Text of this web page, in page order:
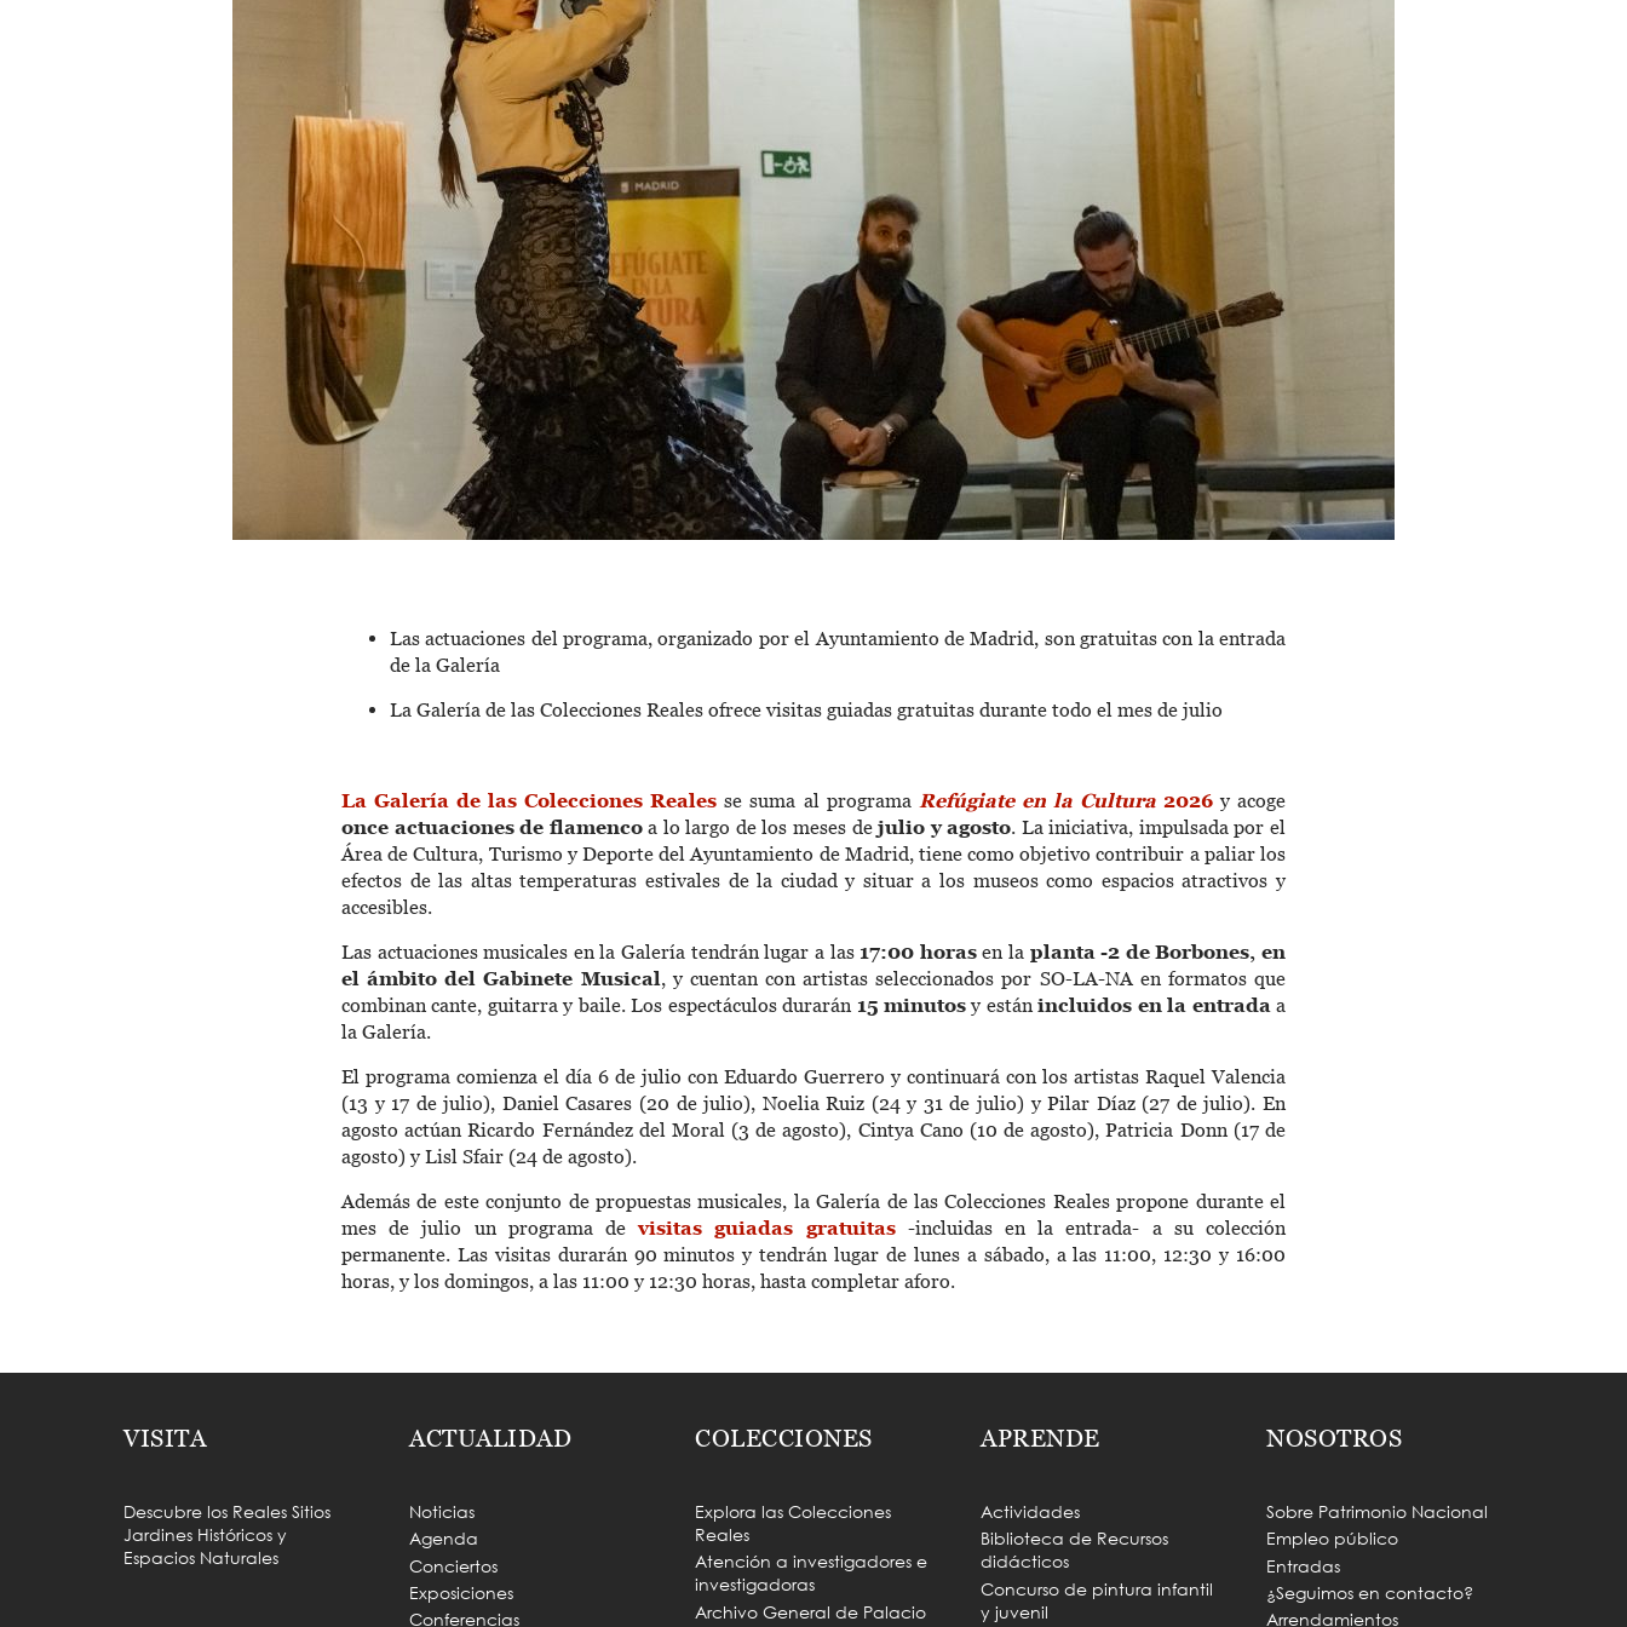
Las actuaciones del programa, organizado por el Ayuntamiento de Madrid, son gratuitas con la entrada
de la Galería
La Galería de las Colecciones Reales ofrece visitas guiadas gratuitas durante todo el mes de julio
La Galería de las Colecciones Reales se suma al programa Refúgiate en la Cultura 2026y acoge
once actuaciones de flamencoa lo largo de los meses dejulio y agosto. La iniciativa, impulsada por el
Área de Cultura, Turismo y Deporte del Ayuntamiento de Madrid, tiene como objetivo contribuir a paliar los
efectos de las altas temperaturas estivales de la ciudad y situar a los museos como espacios atractivos y
accesibles.
Las actuaciones musicales en la Galería tendrán lugar a las 17:00 horasen la planta -2 de Borbones, en
el ámbito del Gabinete Musical, y cuentan con artistas seleccionados por SO-LA-NA en formatos que
combinan cante, guitarra y baile. Los espectáculos durarán 15 minutosy estánincluidos en la entrada a
la Galería.
El programa comienza el día 6 de julio con Eduardo Guerrero y continuará con los artistas Raquel Valencia
(13 y 17 de julio), Daniel Casares (20 de julio), Noelia Ruiz (24 y 31 de julio) y Pilar Díaz (27 de julio). En
agosto actúan Ricardo Fernández del Moral (3 de agosto), Cintya Cano (10 de agosto), Patricia Donn (17 de
agosto) y Lisl Sfair (24 de agosto).
Además de este conjunto de propuestas musicales, la Galería de las Colecciones Reales propone durante el
mes de julio un programa devisitas guiadas gratuitas-incluidas en la entrada- a su colección
permanente. Las visitas durarán 90 minutos y tendrán lugar de lunes a sábado, a las 11:00, 12:30 y 16:00
horas, y los domingos, a las 11:00 y 12:30 horas, hasta completar aforo.
VISITA
Descubre los Reales Sitios
Jardines Históricos y
Espacios Naturales
ACTUALIDAD
Noticias
Agenda
Conciertos
Exposiciones
Conferencias
COLECCIONES
Explora las Colecciones
Reales
Atención a investigadores e
investigadoras
Archivo General de Palacio
APRENDE
Actividades
Biblioteca de Recursos
didácticos
Concurso de pintura infantil
y juvenil
NOSOTROS
Sobre Patrimonio Nacional
Empleo público
Entradas
¿Seguimos en contacto?
Arrendamientos